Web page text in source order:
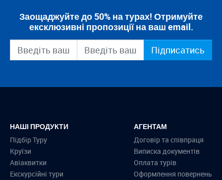
Заощаджуйте до 50% на турах! Отримуйте
ексклюзивні пропозиції на ваш email.
Підписатись
НАШІ ПРОДУКТИ
Підбір Туру
Круїзи
Авіаквитки
Екскурсійні тури
АГЕНТАМ
Договір та співпраця
Виписка документів
Оплата турів
Оформлення повернень